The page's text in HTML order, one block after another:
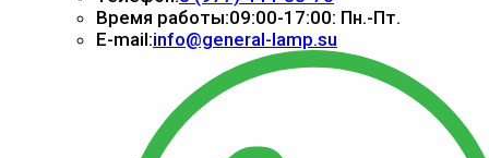
Время работы:09:00-17:00: Пн.-Пт.
E-mail:info@general-lamp.su